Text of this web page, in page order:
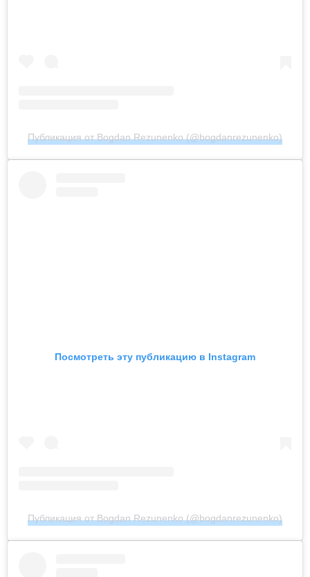
Публикация от Bogdan Rezunenko (@bogdanrezunenko)
Посмотреть эту публикацию в Instagram
Публикация от Bogdan Rezunenko (@bogdanrezunenko)